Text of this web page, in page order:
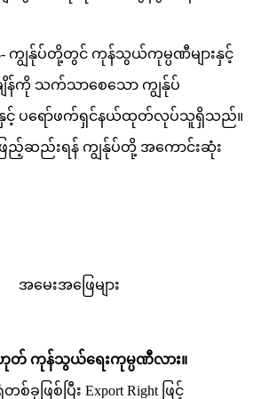
- ကျွန်ုပ်တို့တွင် ကုန်သွယ်ကုမ္ပဏီများနှင့်
ျိန်ကို သက်သာစေသော ကျွန်ုပ်
ပရော်ဖက်ရှင်နယ်ထုတ်လုပ်သူရှိသည်။
ည့်ဆည်းရန် ကျွန်ုပ်တို့ အကောင်းဆုံး
အမေးအဖြေများ
တ် ကုန်သွယ်ရေးကုမ္ပဏီလား။
ြစ်ပြီး Export Right ဖြင့်